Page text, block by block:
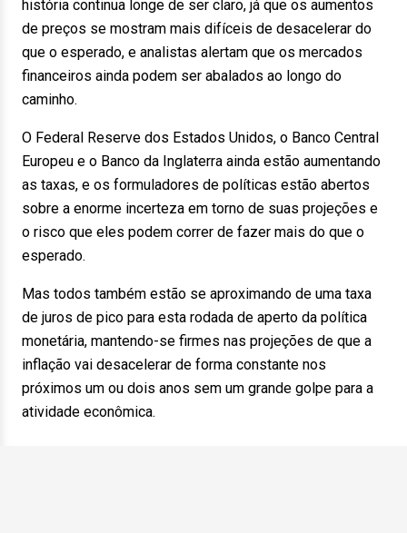
história continua longe de ser claro, já que os aumentos
de preços se mostram mais difíceis de desacelerar do
que o esperado, e analistas alertam que os mercados
financeiros ainda podem ser abalados ao longo do
caminho.
O Federal Reserve dos Estados Unidos, o Banco Central
Europeu e o Banco da Inglaterra ainda estão aumentando
as taxas, e os formuladores de políticas estão abertos
sobre a enorme incerteza em torno de suas projeções e
o risco que eles podem correr de fazer mais do que o
esperado.
Mas todos também estão se aproximando de uma taxa
de juros de pico para esta rodada de aperto da política
monetária, mantendo-se firmes nas projeções de que a
inflação vai desacelerar de forma constante nos
próximos um ou dois anos sem um grande golpe para a
atividade econômica.